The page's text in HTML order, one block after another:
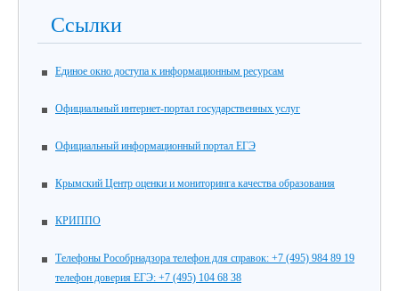
Ссылки
Единое окно доступа к информационным ресурсам
Официальный интернет-портал государственных услуг
Официальный информационный портал ЕГЭ
Крымский Центр оценки и мониторинга качества образования
КРИППО
Телефоны Рособрнадзора телефон для справок: +7 (495) 984 89 19
телефон доверия ЕГЭ: +7 (495) 104 68 38